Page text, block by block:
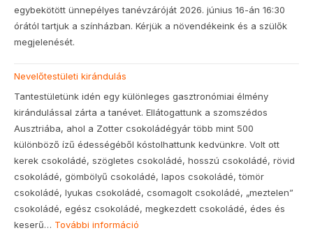
egybekötött ünnepélyes tanévzáróját 2026. június 16-án 16:30
órától tartjuk a színházban. Kérjük a növendékeink és a szülők
megjelenését.
Nevelőtestületi kirándulás
Tantestületünk idén egy különleges gasztronómiai élmény
kirándulással zárta a tanévet. Ellátogattunk a szomszédos
Ausztriába, ahol a Zotter csokoládégyár több mint 500
különböző ízű édességéből kóstolhattunk kedvünkre. Volt ott
kerek csokoládé, szögletes csokoládé, hosszú csokoládé, rövid
csokoládé, gömbölyű csokoládé, lapos csokoládé, tömör
csokoládé, lyukas csokoládé, csomagolt csokoládé, „meztelen”
csokoládé, egész csokoládé, megkezdett csokoládé, édes és
keserű… További információ